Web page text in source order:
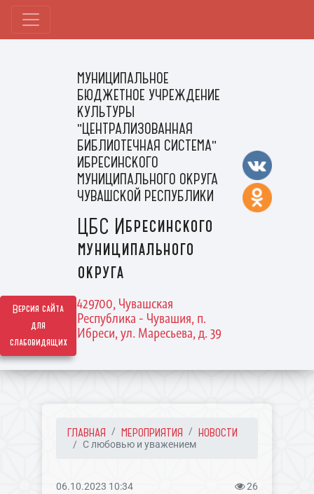
Версия сайта
для
слабовидящих
МУНИЦИПАЛЬНОЕ
БЮДЖЕТНОЕ УЧРЕЖДЕНИЕ
КУЛЬТУРЫ
"ЦЕНТРАЛИЗОВАННАЯ
БИБЛИОТЕЧНАЯ СИСТЕМА"
ИБРЕСИНСКОГО
МУНИЦИПАЛЬНОГО ОКРУГА
ЧУВАШСКОЙ РЕСПУБЛИКИ
ЦБС Ибресинского
муниципального
округа
429700, Чувашская
Республика - Чувашия, п.
Ибреси, ул. Маресьева, д. 39
ГЛАВНАЯ МЕРОПРИЯТИЯ НОВОСТИ
С любовью и уважением
06.10.2023 10:34 26